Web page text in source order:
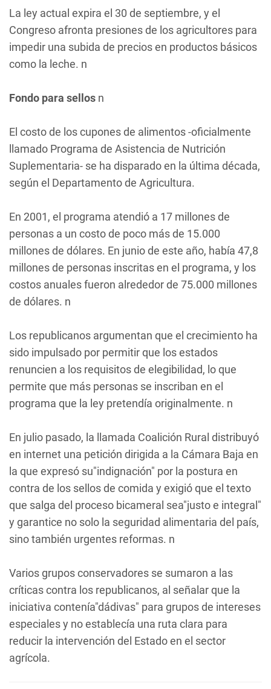
La ley actual expira el 30 de septiembre, y el
Congreso afronta presiones de los agricultores para
impedir una subida de precios en productos básicos
como la leche. n
Fondo para sellos n
El costo de los cupones de alimentos -oficialmente
llamado Programa de Asistencia de Nutrición
Suplementaria- se ha disparado en la última década,
según el Departamento de Agricultura.
En 2001, el programa atendió a 17 millones de
personas a un costo de poco más de 15.000
millones de dólares. En junio de este año, había 47,8
millones de personas inscritas en el programa, y los
costos anuales fueron alrededor de 75.000 millones
de dólares. n
Los republicanos argumentan que el crecimiento ha
sido impulsado por permitir que los estados
renuncien a los requisitos de elegibilidad, lo que
permite que más personas se inscriban en el
programa que la ley pretendía originalmente. n
En julio pasado, la llamada Coalición Rural distribuyó
en internet una petición dirigida a la Cámara Baja en
la que expresó su"indignación" por la postura en
contra de los sellos de comida y exigió que el texto
que salga del proceso bicameral sea"justo e integral"
y garantice no solo la seguridad alimentaria del país,
sino también urgentes reformas. n
Varios grupos conservadores se sumaron a las
críticas contra los republicanos, al señalar que la
iniciativa contenía"dádivas" para grupos de intereses
especiales y no establecía una ruta clara para
reducir la intervención del Estado en el sector
agrícola.